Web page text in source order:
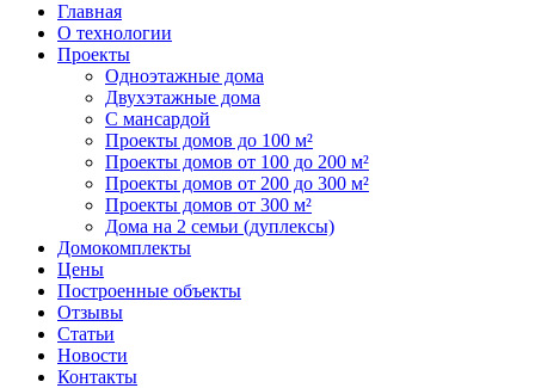
Главная
О технологии
Проекты
Одноэтажные дома
Двухэтажные дома
С мансардой
Проекты домов до 100 м²
Проекты домов от 100 до 200 м²
Проекты домов от 200 до 300 м²
Проекты домов от 300 м²
Дома на 2 семьи (дуплексы)
Домокомплекты
Цены
Построенные объекты
Отзывы
Статьи
Новости
Контакты